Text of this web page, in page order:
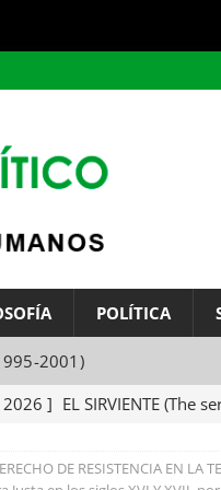
POLÍTICA
2001)
] EL SIRVIENTE (The
] EL TEMA DEL
DE RESISTENCIA EN LA